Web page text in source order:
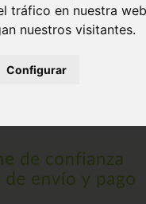
tráfico en nuestra
nuestros visitantes.
Configurar